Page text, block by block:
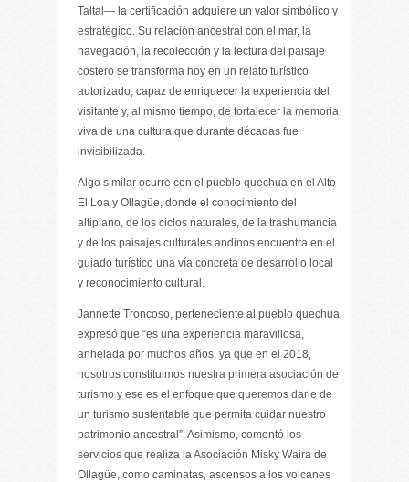
Taltal— la certificación adquiere un valor simbólico y
estratégico. Su relación ancestral con el mar, la
navegación, la recolección y la lectura del paisaje
costero se transforma hoy en un relato turístico
autorizado, capaz de enriquecer la experiencia del
visitante y, al mismo tiempo, de fortalecer la memoria
viva de una cultura que durante décadas fue
invisibilizada.
Algo similar ocurre con el pueblo quechua en el Alto
El Loa y Ollagüe, donde el conocimiento del
altiplano, de los ciclos naturales, de la trashumancia
y de los paisajes culturales andinos encuentra en el
guiado turístico una vía concreta de desarrollo local
y reconocimiento cultural.
Jannette Troncoso, perteneciente al pueblo quechua
expresó que “es una experiencia maravillosa,
anhelada por muchos años, ya que en el 2018,
nosotros constituimos nuestra primera asociación de
turismo y ese es el enfoque que queremos darle de
un turismo sustentable que permita cuidar nuestro
patrimonio ancestral”. Asimismo, comentó los
servicios que realiza la Asociación Misky Waira de
Ollagüe, como caminatas, ascensos a los volcanes